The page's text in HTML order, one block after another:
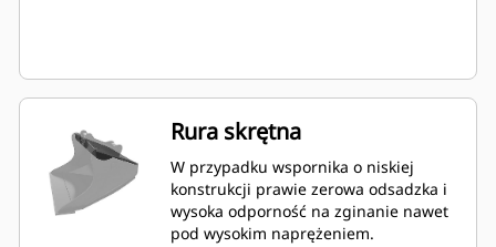
Rura skrętna
W przypadku wspornika o niskiej
konstrukcji prawie zerowa odsadzka i
wysoka odporność na zginanie nawet
pod wysokim naprężeniem.